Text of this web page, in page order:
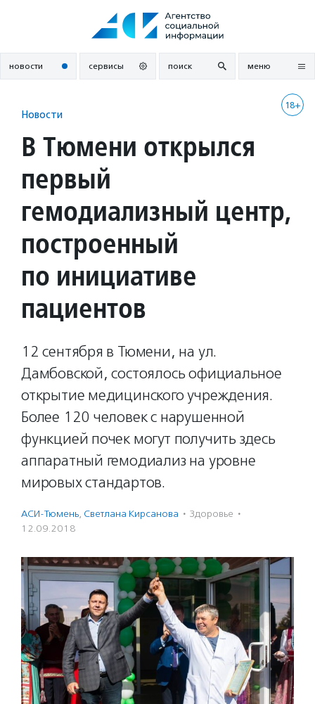
новости сервисы поиск меню
18+
Новости
В Тюмени открылся
первый
гемодиализный центр,
построенный
по инициативе
пациентов
12 сентября в Тюмени, на ул.
Дамбовской, состоялось официальное
открытие медицинского учреждения.
Более 120 человек с нарушенной
функцией почек могут получить здесь
аппаратный гемодиализ на уровне
мировых стандартов.
АСИ-Тюмень, Светлана Кирсанова · Здоровье ·
12.09.2018